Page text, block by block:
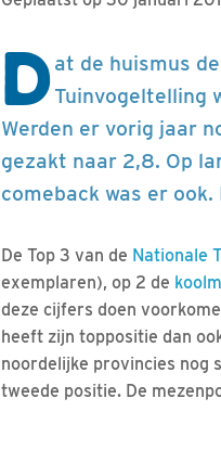
Dat de huismus
Tuinvogeltelling
Werden er vorig jaar
gezakt naar 2,8. Op
comeback was er
De Top 3 van de Nationale
exemplaren), op 2 de
deze cijfers doen
heeft zijn toppositie dan
noordelijke provincies nog
tweede positie. De